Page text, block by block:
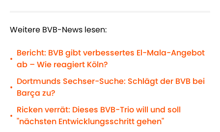
Weitere BVB-News lesen:
•
Bericht: BVB gibt verbessertes El-Mala-Angebot
ab – Wie reagiert Köln?
•
Dortmunds Sechser-Suche: Schlägt der BVB bei
Barça zu?
•
Ricken verrät: Dieses BVB-Trio will und soll
"nächsten Entwicklungsschritt gehen"